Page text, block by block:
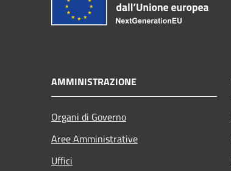
AMMINISTRAZIONE
Organi di Governo
Aree Amministrative
Uffici